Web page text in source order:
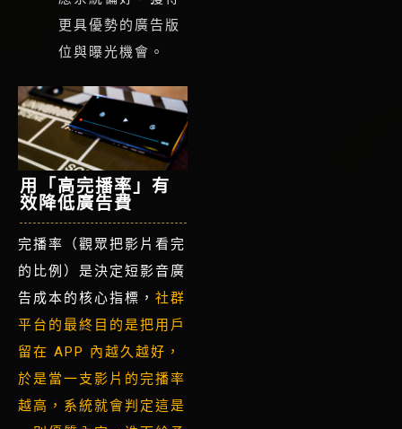
更具優勢的廣告版
位與曝光機會。
用「高完播率」有
效降低廣告費
完播率（觀眾把影片看完
的比例）是決定短影音廣
告成本的核心指標， 社群
平台的最終目的是把用戶
留在 APP 內越久越好，
於是當一支影片的完播率
越高，系統就會判定這是